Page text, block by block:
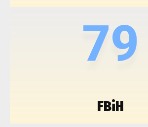
79
FBiH